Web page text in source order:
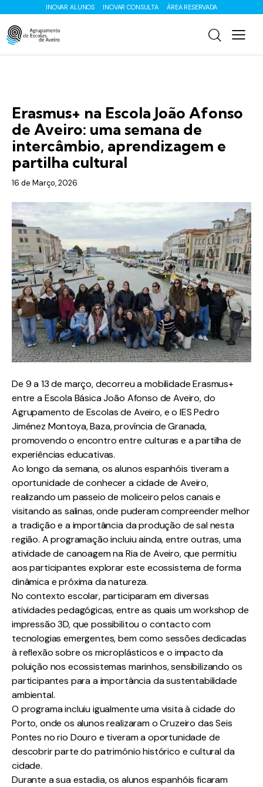
INOVAR ALUNOS INOVAR CONSULTA ÁREA RESERVADA
Erasmus+ na Escola João Afonso
de Aveiro: uma semana de
intercâmbio, aprendizagem e
partilha cultural
16 de Março, 2026
De 9 a 13 de março, decorreu a mobilidade Erasmus+
entre a Escola Básica João Afonso de Aveiro, do
Agrupamento de Escolas de Aveiro, e o IES Pedro
Jiménez Montoya, Baza, província de Granada,
promovendo o encontro entre culturas e a partilha de
experiências educativas.
Ao longo da semana, os alunos espanhóis tiveram a
oportunidade de conhecer a cidade de Aveiro,
realizando um passeio de moliceiro pelos canais e
visitando as salinas, onde puderam compreender melhor
a tradição e a importância da produção de sal nesta
região. A programação incluiu ainda, entre outras, uma
atividade de canoagem na Ria de Aveiro, que permitiu
aos participantes explorar este ecossistema de forma
dinâmica e próxima da natureza.
No contexto escolar, participaram em diversas
atividades pedagógicas, entre as quais um workshop de
impressão 3D, que possibilitou o contacto com
tecnologias emergentes, bem como sessões dedicadas
à reflexão sobre os microplásticos e o impacto da
poluição nos ecossistemas marinhos, sensibilizando os
participantes para a importância da sustentabilidade
ambiental.
O programa incluiu igualmente uma visita à cidade do
Porto, onde os alunos realizaram o Cruzeiro das Seis
Pontes no rio Douro e tiveram a oportunidade de
descobrir parte do património histórico e cultural da
cidade.
Durante a sua estadia, os alunos espanhóis ficaram